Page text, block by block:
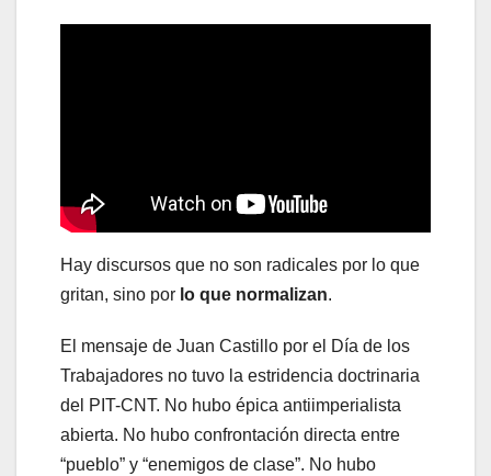
Hay discursos que no son radicales por lo que
gritan, sino por lo que normalizan.
El mensaje de Juan Castillo por el Día de los
Trabajadores no tuvo la estridencia doctrinaria
del PIT-CNT. No hubo épica antiimperialista
abierta. No hubo confrontación directa entre
“pueblo” y “enemigos de clase”. No hubo